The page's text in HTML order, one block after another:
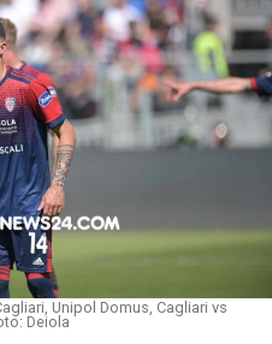
Unipol Domus, Cagliari vs
Deiola